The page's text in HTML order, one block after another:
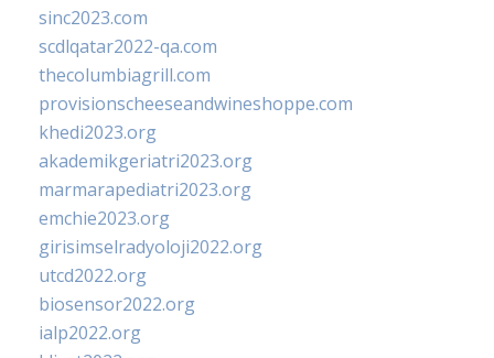
sinc2023.com
scdlqatar2022-qa.com
thecolumbiagrill.com
provisionscheeseandwineshoppe.com
khedi2023.org
akademikgeriatri2023.org
marmarapediatri2023.org
emchie2023.org
girisimselradyoloji2022.org
utcd2022.org
biosensor2022.org
ialp2022.org